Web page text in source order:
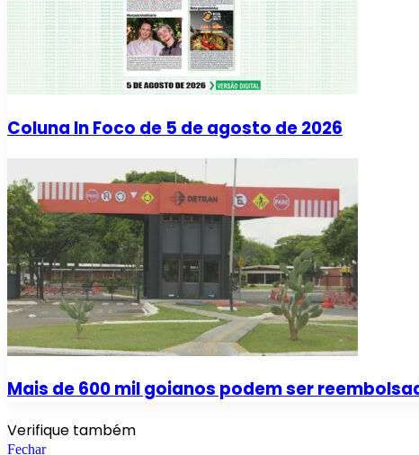
Coluna In Foco de 5 de agosto de 2026
Mais de 600 mil goianos podem ser
Verifique também
Fechar